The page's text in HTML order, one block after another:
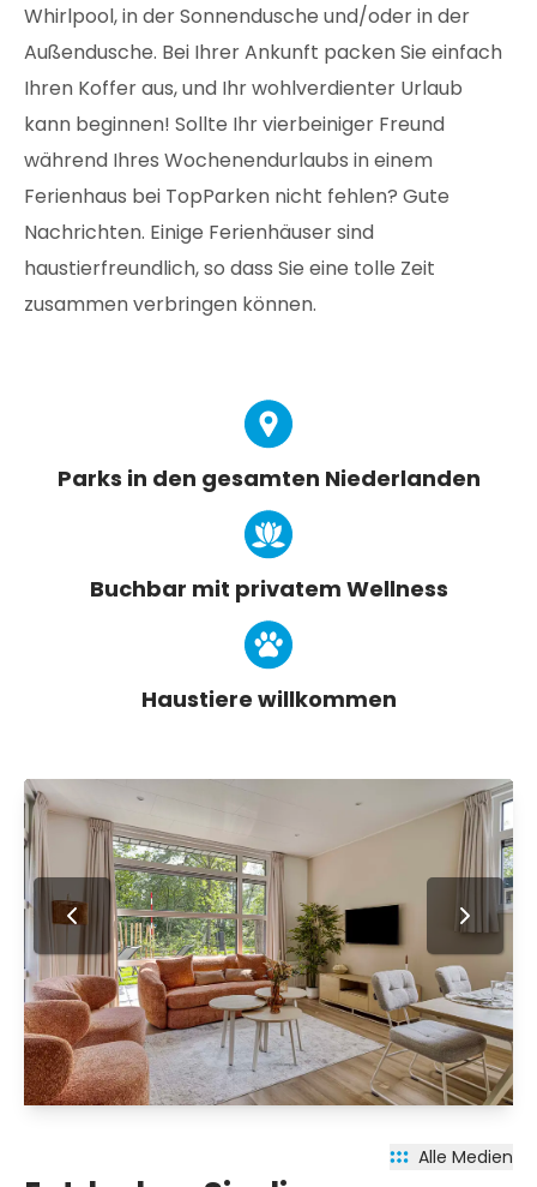
Whirlpool, in der Sonnendusche und/oder in der
Außendusche. Bei Ihrer Ankunft packen Sie einfach
Ihren Koffer aus, und Ihr wohlverdienter Urlaub
kann beginnen! Sollte Ihr vierbeiniger Freund
während Ihres Wochenendurlaubs in einem
Ferienhaus bei TopParken nicht fehlen? Gute
Nachrichten. Einige Ferienhäuser sind
haustierfreundlich, so dass Sie eine tolle Zeit
zusammen verbringen können.
Parks in den gesamten Niederlanden
Buchbar mit privatem Wellness
Haustiere willkommen
Alle Medien